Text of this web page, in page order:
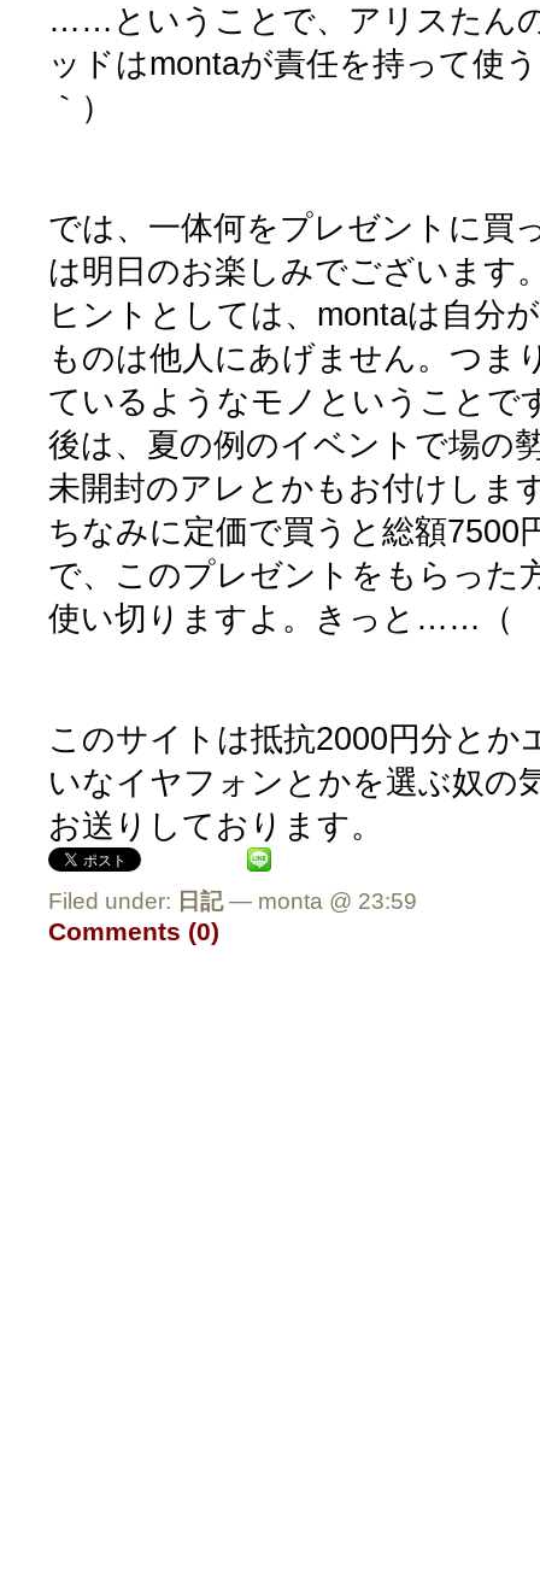
……ということで、アリスたん
ッドはmontaが責任を持って使
｀）
では、一体何をプレゼントに買
は明日のお楽しみでございます
ヒントとしては、montaは自分
ものは他人にあげません。つま
ているようなモノということで
後は、夏の例のイベントで場の
未開封のアレとかもお付けしま
ちなみに定価で買うと総額7500
で、このプレゼントをもらった
使い切りますよ。きっと……（
このサイトは抵抗2000円分とか
いなイヤフォンとかを選ぶ奴の
お送りしております。
Filed under: 日記— monta @ 23:59
Comments (0)